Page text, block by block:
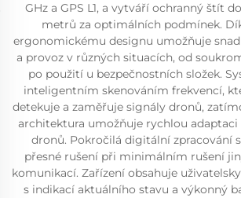
GHz a GPS L1, a vytváří ochranný štít
metrů za optimálních podmínek.
ergonomickému designu umožňuje
a provoz v různých situacích, od
po použití u bezpečnostních složek.
inteligentním skenováním frekvencí,
detekuje a zaměřuje signály dronů,
architektura umožňuje rychlou adaptaci
dronů. Pokročilá digitální zpracování
přesné rušení při minimálním rušení
komunikací. Zařízení obsahuje
s indikací aktuálního stavu a výkonný